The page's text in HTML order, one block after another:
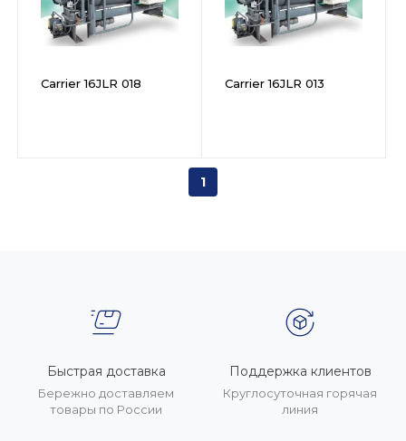
Carrier 16JLR 018 Carrier 16JLR 013
1
Быстрая доставка
Бережно доставляем
товары по России
Поддержка клиентов
Круглосуточная горячая
линия